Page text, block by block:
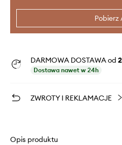
Pobierz
DARMOWA DOSTAWA od
Dostawa nawet w 24h
ZWROTY I REKLAMACJE
Opis produktu